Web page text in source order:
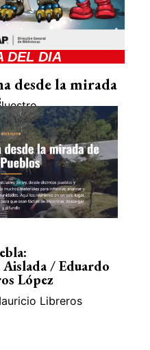
DEL DIA
desde la mirada
/ Eduardo
López
Libreros